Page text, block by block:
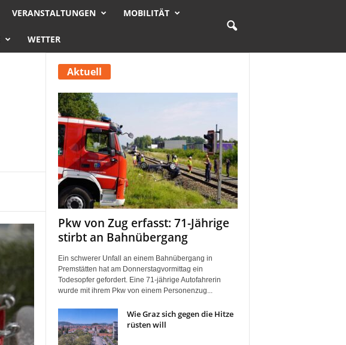
VERANSTALTUNGEN MOBILITÄT
WETTER
Aktuell
Pkw von Zug erfasst: 71-Jährige
stirbt an Bahnübergang
Ein schwerer Unfall an einem Bahnübergang in
Premstätten hat am Donnerstagvormittag ein
Todesopfer gefordert. Eine 71-jährige Autofahrerin
wurde mit ihrem Pkw von einem Personenzug...
Wie Graz sich gegen die Hitze
rüsten will